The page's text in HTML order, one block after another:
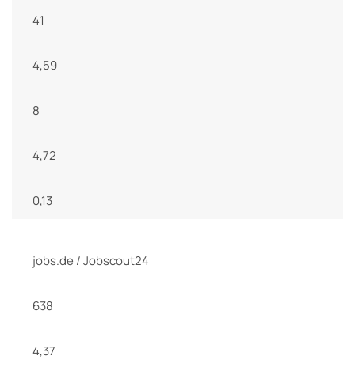
41
4,59
8
4,72
0,13
jobs.de / Jobscout24
638
4,37